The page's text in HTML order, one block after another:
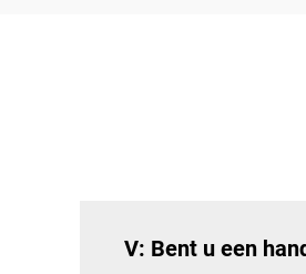
V: Bent u een